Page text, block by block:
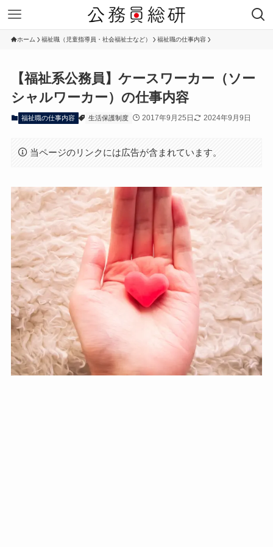
ホーム 福祉職（児童指導員・社会福祉士など） 福祉職の仕事内容
【福祉系公務員】ケースワーカー（ソー
シャルワーカー）の仕事内容
福祉職の仕事内容 生活保護制度 2017年9月25日 2024年9月9日
当ページのリンクには広告が含まれています。